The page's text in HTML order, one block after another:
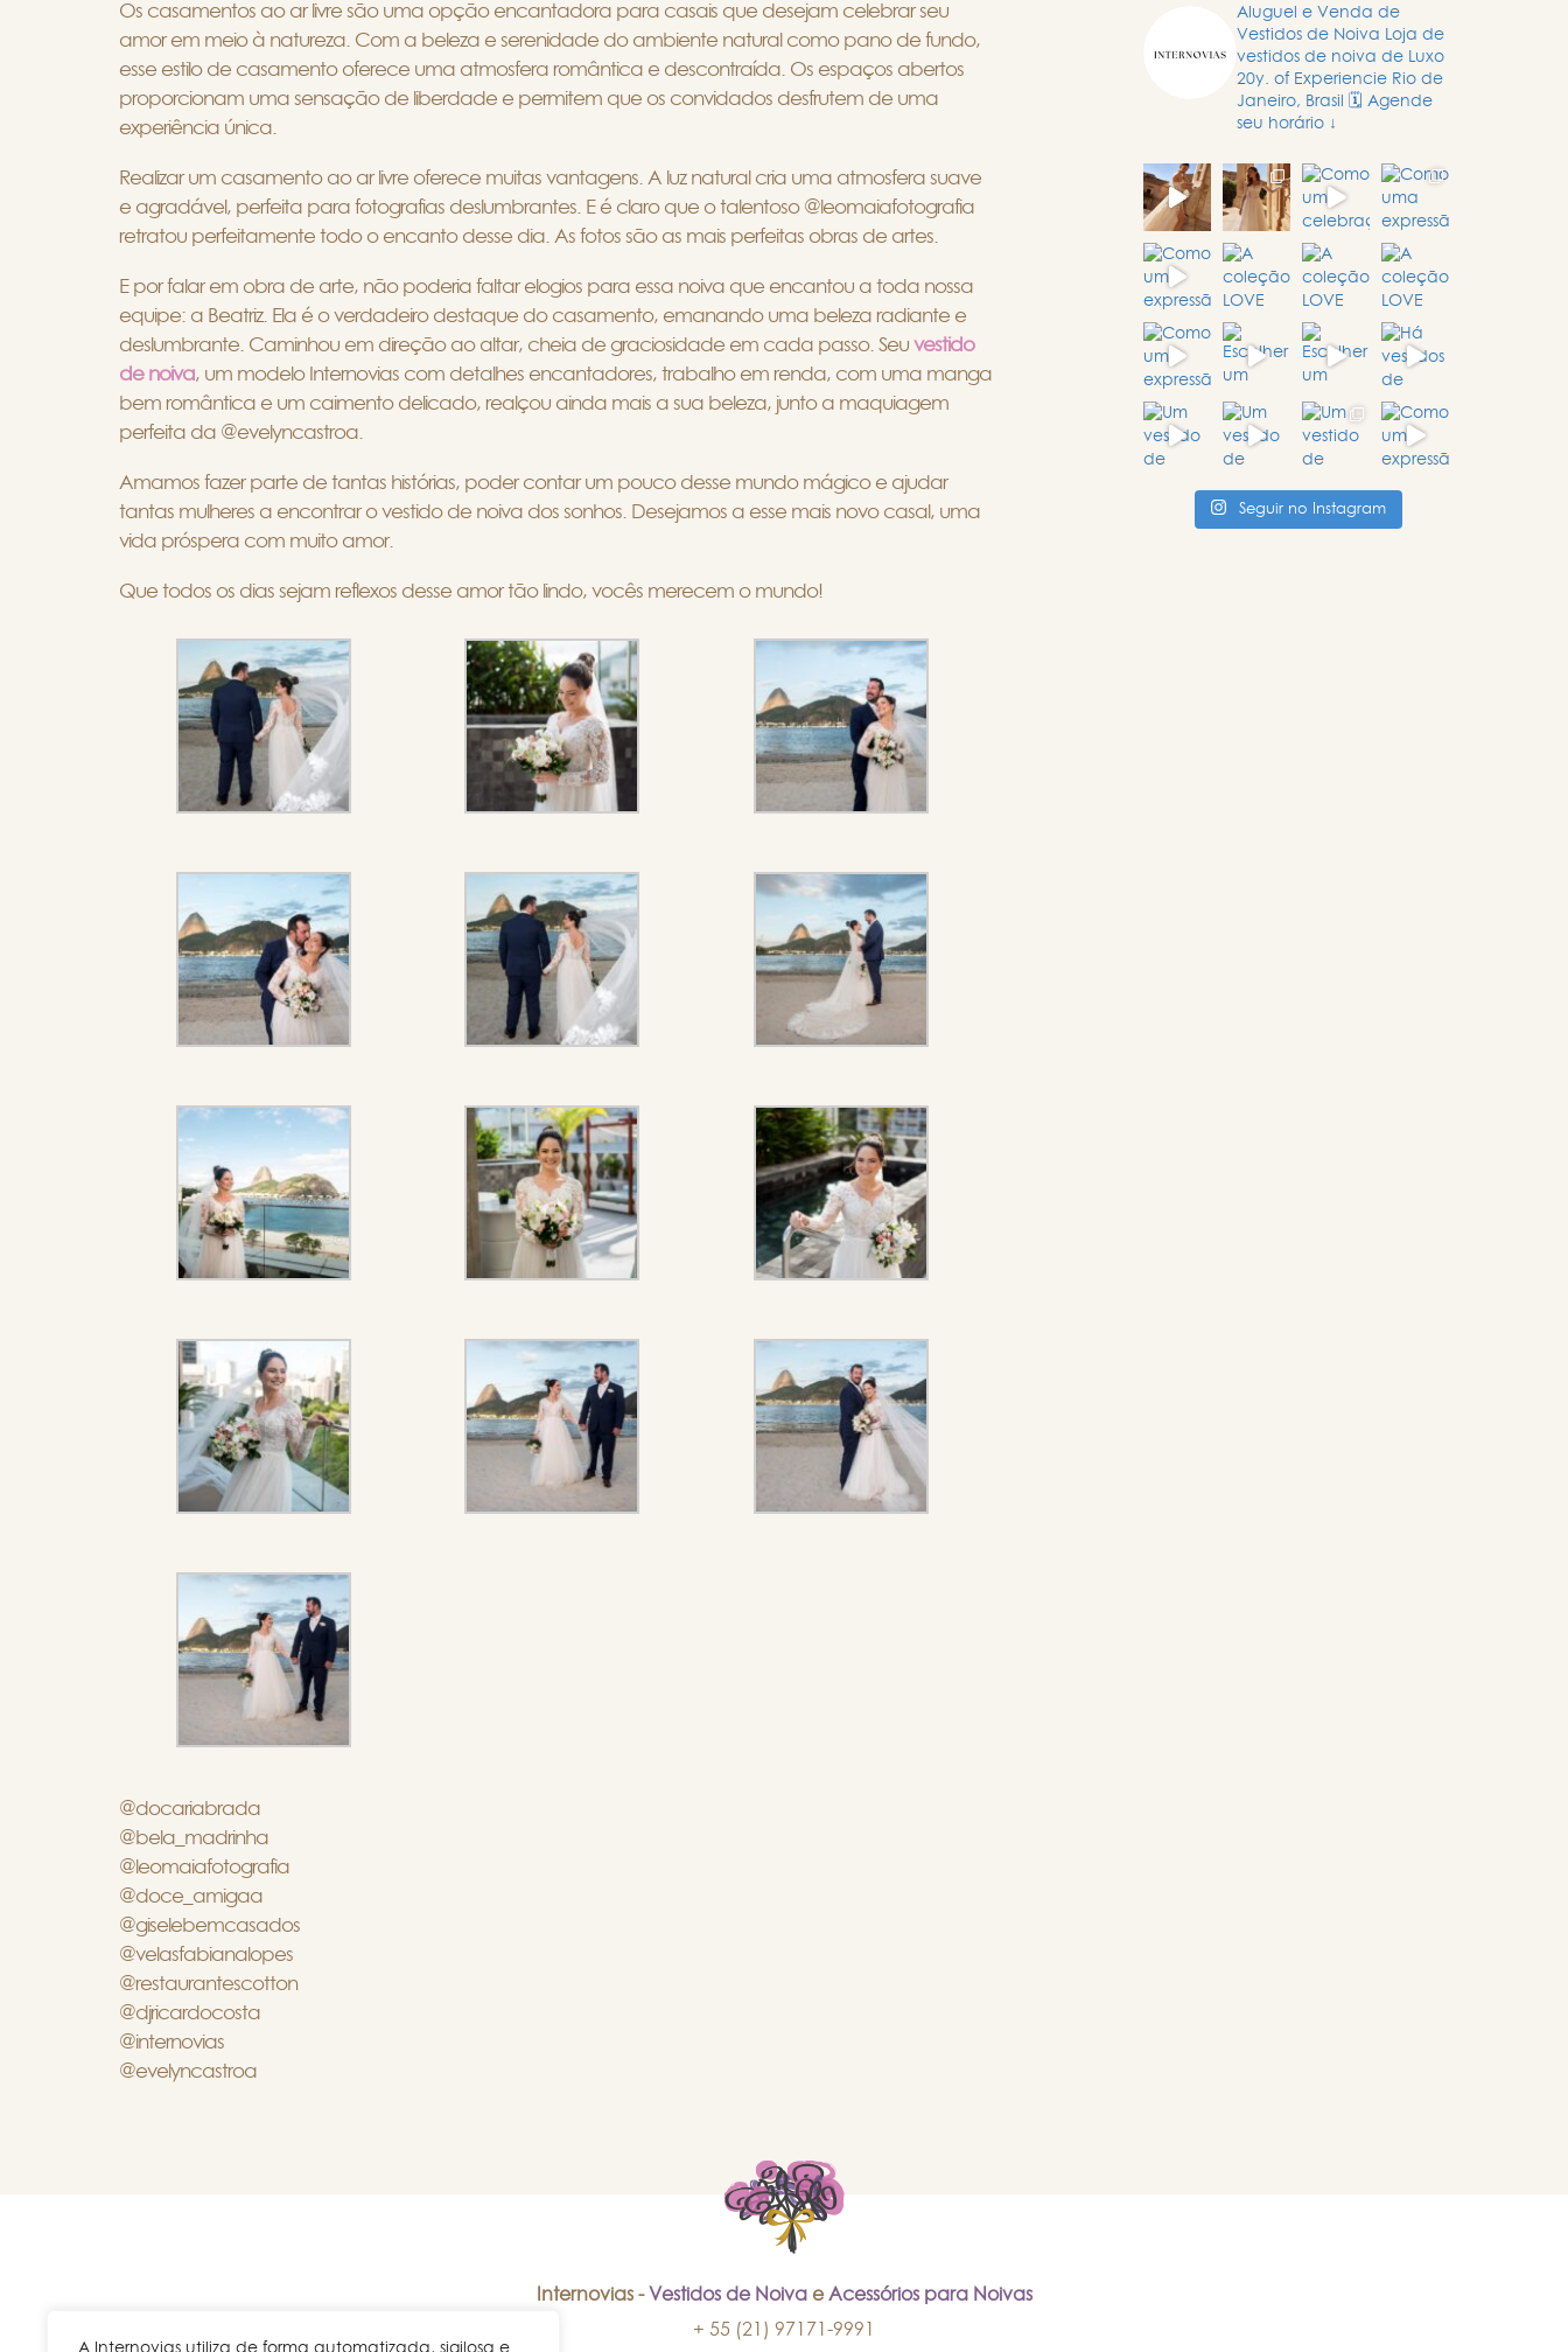
A Internovias utiliza de forma automatizada, sigilosa e
Os casamentos ao ar livre são uma opção encantadora para casais que desejam celebrar seu
amor em meio à natureza. Com a beleza e serenidade do ambiente natural como pano de fundo,
esse estilo de casamento oferece uma atmosfera romântica e descontraída. Os espaços abertos
proporcionam uma sensação de liberdade e permitem que os convidados desfrutem de uma
experiência única.
Realizar um casamento ao ar livre oferece muitas vantagens. A luz natural cria uma atmosfera suave
e agradável, perfeita para fotografias deslumbrantes. E é claro que o talentoso @leomaiafotografia
retratou perfeitamente todo o encanto desse dia. As fotos são as mais perfeitas obras de artes.
E por falar em obra de arte, não poderia faltar elogios para essa noiva que encantou a toda nossa
equipe: a Beatriz. Ela é o verdadeiro destaque do casamento, emanando uma beleza radiante e
deslumbrante. Caminhou em direção ao altar, cheia de graciosidade em cada passo. Seu vestido
de noiva, um modelo Internovias com detalhes encantadores, trabalho em renda, com uma manga
bem romântica e um caimento delicado, realçou ainda mais a sua beleza, junto a maquiagem
perfeita da @evelyncastroa.
Amamos fazer parte de tantas histórias, poder contar um pouco desse mundo mágico e ajudar
tantas mulheres a encontrar o vestido de noiva dos sonhos. Desejamos a esse mais novo casal, uma
vida próspera com muito amor.
Que todos os dias sejam reflexos desse amor tão lindo, vocês merecem o mundo!
@docariabrada
@bela_madrinha
@leomaiafotografia
@doce_amigaa
@giselebemcasados
@velasfabianalopes
@restaurantescotton
@djricardocosta
@internovias
@evelyncastroa
Aluguel e Venda de
Vestidos de Noiva Loja de
vestidos de noiva de Luxo
20y. of ExperiencieRio de
Janeiro, Brasil
🗓️ Agende
seu horário ↓
Seguir no Instagram
Internovias - Vestidos de Noivae Acessórios para Noivas
+ 55 (21) 97171-9991